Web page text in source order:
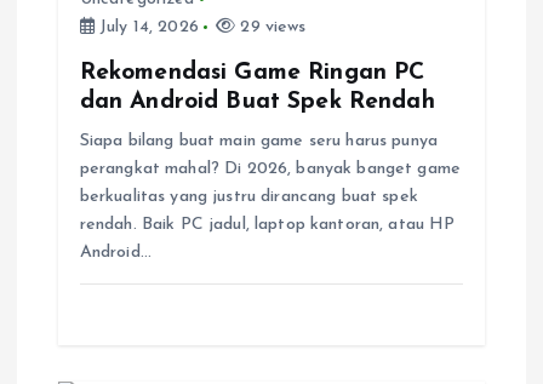
July 14, 2026
29 views
Rekomendasi Game Ringan PC
dan Android Buat Spek Rendah
Siapa bilang buat main game seru harus punya
perangkat mahal? Di 2026, banyak banget game
berkualitas yang justru dirancang buat spek
rendah. Baik PC jadul, laptop kantoran, atau HP
Android…